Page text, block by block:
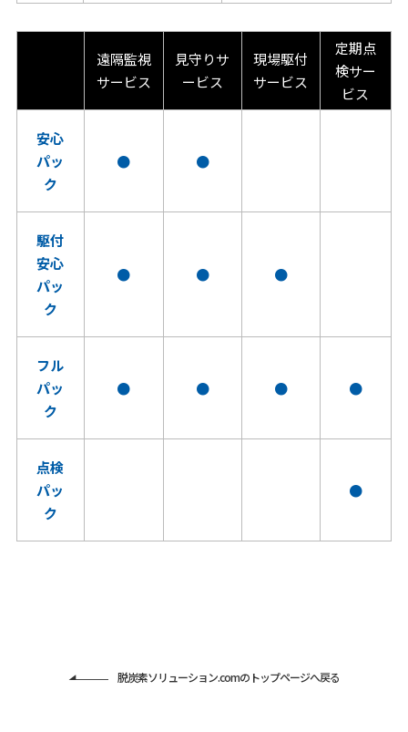
遠隔監視
サービス
見守りサ
ービス
現場駆付
サービス
定期点
検サー
ビス
安心
パッ
ク
● ●
駆付
安心
パッ
ク
● ● ●
フル
パッ
ク
● ● ● ●
点検
パッ
ク
●
脱炭素ソリューション.comのトップページへ戻る